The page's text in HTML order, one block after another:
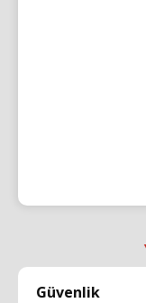
Güvenlik